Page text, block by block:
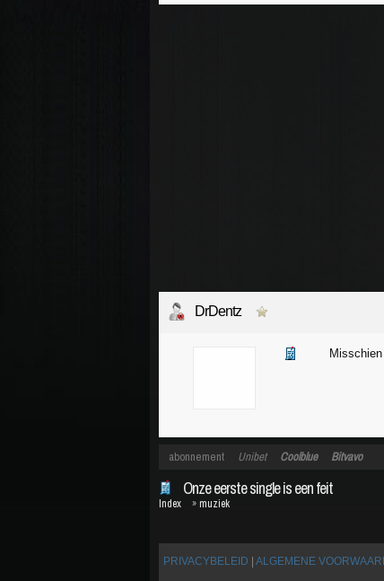
DrDentz
abonnement Unibet Coolblue Bitvavo
Onze eerste single is een feit
Index »muziek
PRIVACYBELEID ALGEMENE